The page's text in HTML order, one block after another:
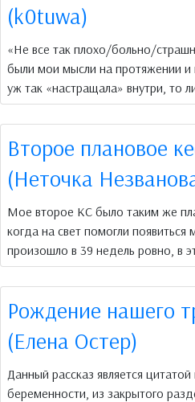
(k0tuwa)
«Не все так плохо/больно/
были мои мысли на протяжении и
уж так «настращала» внутри, то
Второе плановое
(Неточка
Мое второе КС было таким же
когда на свет помогли
произошло в 39 недель ровно, в
Рождение нашего
(Елена Остер)
Данный рассказ является
беременности, из закрытого